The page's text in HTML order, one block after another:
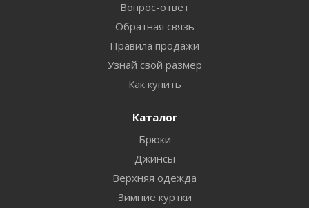
Вопрос-ответ
Обратная связь
Правила продажи
Узнай свой размер
Как купить
Каталог
Брюки
Джинсы
Верхняя одежда
Зимние куртки